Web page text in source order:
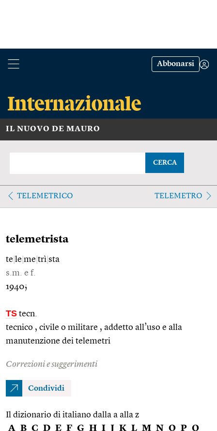
Abbonarsi
IL NUOVO DE MAURO
CERCA
TELEMETRICO TELEMETRO
telemetrista
te le me trì sta
s.m. e f.
1940;
TS tecn.
tecnico , civile o militare , addetto all’uso e alla
manutenzione dei telemetri
Correzioni e suggerimenti
Condividi
Il dizionario di italiano dalla a alla z
A B C D E F G H I J K L M N O P Q